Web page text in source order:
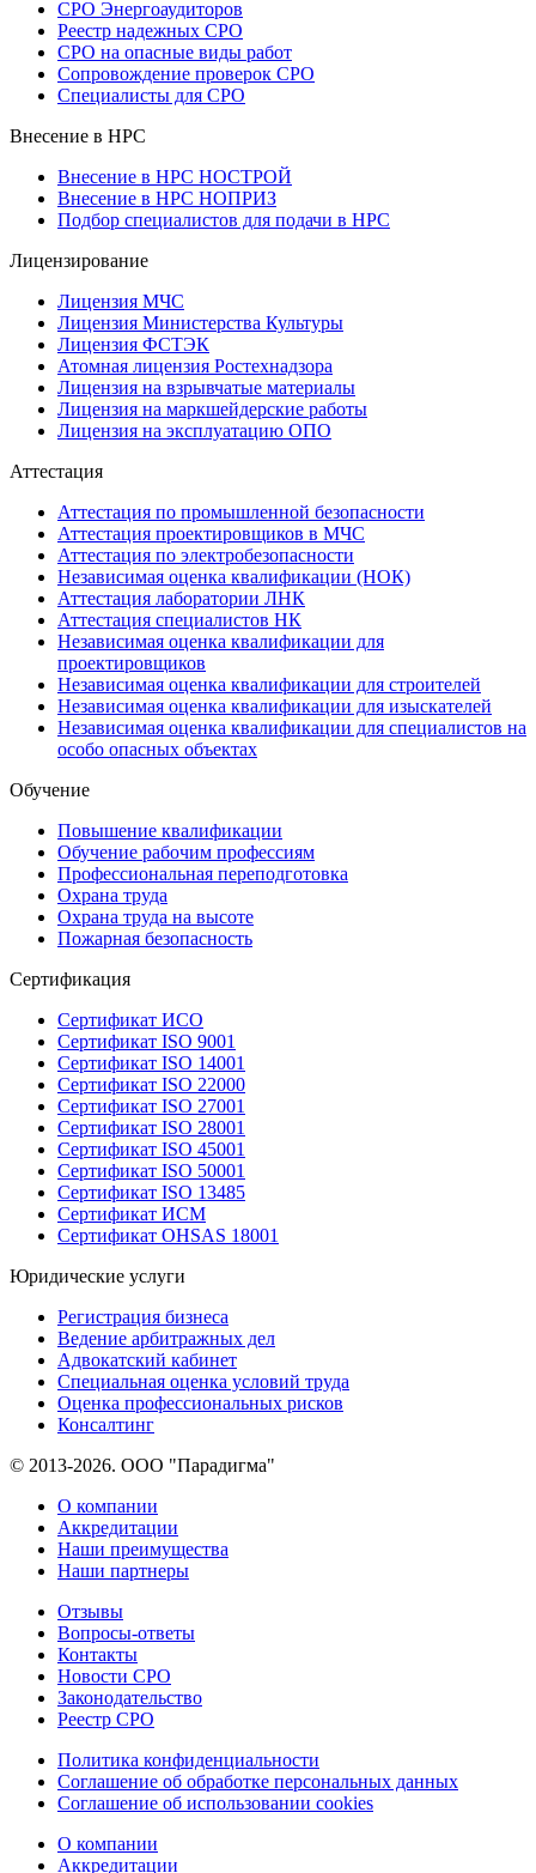
СРО Энергоаудиторов
Реестр надежных СРО
СРО на опасные виды работ
Сопровождение проверок СРО
Специалисты для СРО
Внесение в НРС
Внесение в НРС НОСТРОЙ
Внесение в НРС НОПРИЗ
Подбор специалистов для подачи в НРС
Лицензирование
Лицензия МЧС
Лицензия Министерства Культуры
Лицензия ФСТЭК
Атомная лицензия Ростехнадзора
Лицензия на взрывчатые материалы
Лицензия на маркшейдерские работы
Лицензия на эксплуатацию ОПО
Аттестация
Аттестация по промышленной безопасности
Аттестация проектировщиков в МЧС
Аттестация по электробезопасности
Независимая оценка квалификации (НОК)
Аттестация лаборатории ЛНК
Аттестация специалистов НК
Независимая оценка квалификации для
проектировщиков
Независимая оценка квалификации для строителей
Независимая оценка квалификации для изыскателей
Независимая оценка квалификации для специалистов на
особо опасных объектах
Обучение
Повышение квалификации
Обучение рабочим профессиям
Профессиональная переподготовка
Охрана труда
Охрана труда на высоте
Пожарная безопасность
Сертификация
Сертификат ИСО
Сертификат ISO 9001
Сертификат ISO 14001
Сертификат ISO 22000
Сертификат ISO 27001
Сертификат ISO 28001
Сертификат ISO 45001
Сертификат ISO 50001
Сертификат ISO 13485
Сертификат ИСМ
Сертификат OHSAS 18001
Юридические услуги
Регистрация бизнеса
Ведение арбитражных дел
Адвокатский кабинет
Специальная оценка условий труда
Оценка профессиональных рисков
Консалтинг
© 2013-2026. ООО "Парадигма"
О компании
Аккредитации
Наши преимущества
Наши партнеры
Отзывы
Вопросы-ответы
Контакты
Новости СРО
Законодательство
Реестр СРО
Политика конфиденциальности
Соглашение об обработке персональных данных
Соглашение об использовании cookies
О компании
Аккредитации